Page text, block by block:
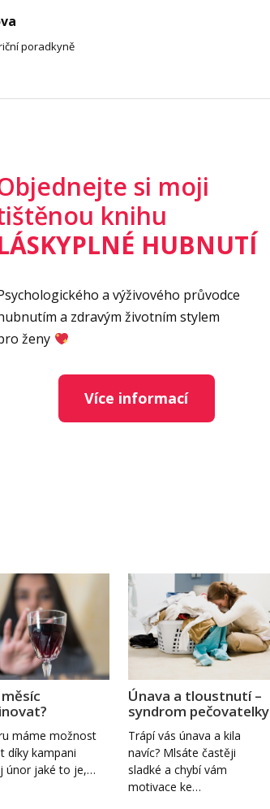
poradkyně
si moji
knihu
HUBNUTÍ
a výživového průvodce
a zdravým životním stylem
ženy
Více informací
máme možnost
díky kampani
únor jaké to je,…
Únava a tloustnutí –
syndrom pečovatelky
Trápí vás únava a kila
navíc? Mlsáte častěji
sladké a chybí vám
motivace ke…